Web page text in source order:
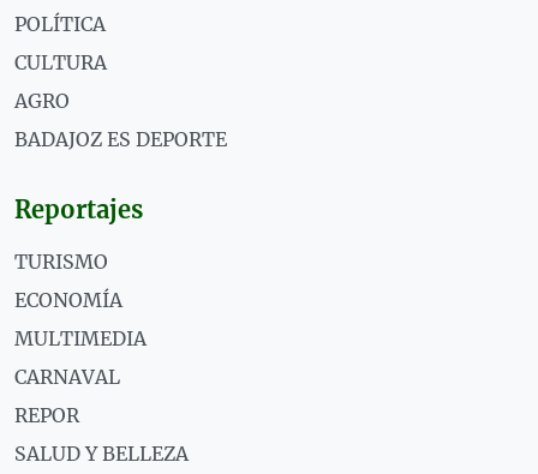
POLÍTICA
CULTURA
AGRO
BADAJOZ ES DEPORTE
Reportajes
TURISMO
ECONOMÍA
MULTIMEDIA
CARNAVAL
REPOR
SALUD Y BELLEZA